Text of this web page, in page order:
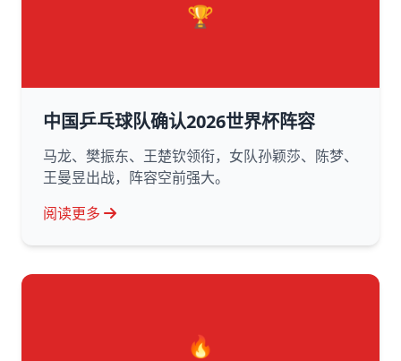
🏆
中国乒乓球队确认2026世界杯阵容
马龙、樊振东、王楚钦领衔，女队孙颖莎、陈梦、
王曼昱出战，阵容空前强大。
阅读更多
🔥